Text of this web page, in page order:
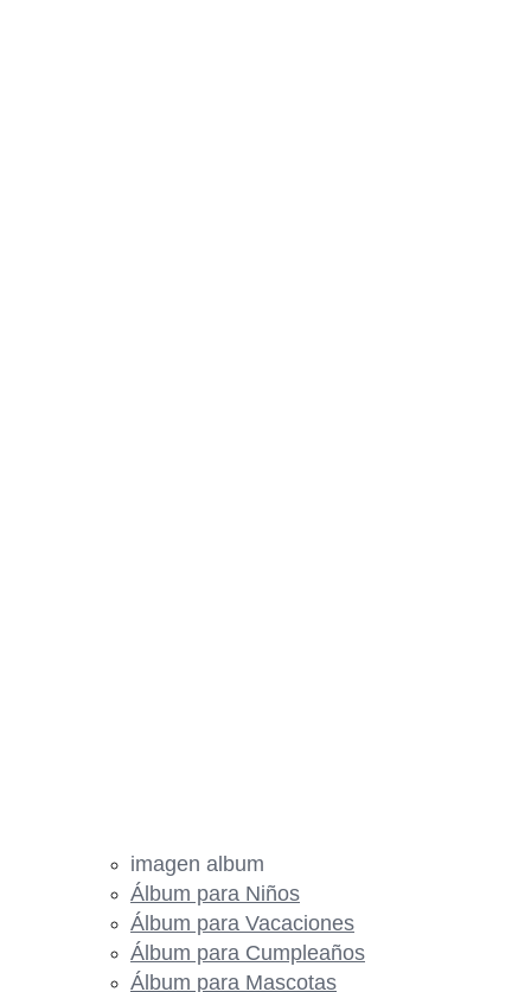
imagen album
Álbum para Niños
Álbum para Vacaciones
Álbum para Cumpleaños
Álbum para Mascotas